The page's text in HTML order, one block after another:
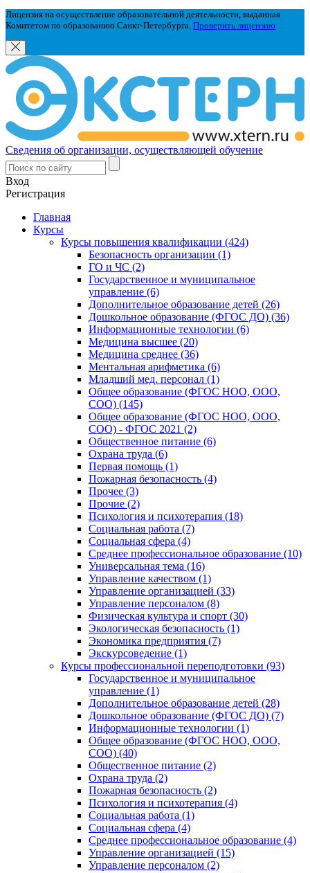
Лицензия на осуществление образовательной деятельности, выданная
Комитетом по образованию Санкт-Петербурга. Проверить лицензию
Сведения об организации, осуществляющей обучение
Вход
Регистрация
Главная
Курсы
Курсы повышения квалификации (424)
Безопасность организации (1)
ГО и ЧС (2)
Государственное и муниципальное
управление (6)
Дополнительное образование детей (26)
Дошкольное образование (ФГОС ДО) (36)
Информационные технологии (6)
Медицина высшее (20)
Медицина среднее (36)
Ментальная арифметика (6)
Младший мед. персонал (1)
Общее образование (ФГОС НОО, ООО,
СОО) (145)
Общее образование (ФГОС НОО, ООО,
СОО) - ФГОС 2021 (2)
Общественное питание (6)
Охрана труда (6)
Первая помощь (1)
Пожарная безопасность (4)
Прочее (3)
Прочие (2)
Психология и психотерапия (18)
Социальная работа (7)
Социальная сфера (4)
Среднее профессиональное образование (10)
Универсальная тема (16)
Управление качеством (1)
Управление организацией (33)
Управление персоналом (8)
Физическая культура и спорт (30)
Экологическая безопасность (1)
Экономика предприятия (7)
Экскурсоведение (1)
Курсы профессиональной переподготовки (93)
Государственное и муниципальное
управление (1)
Дополнительное образование детей (28)
Дошкольное образование (ФГОС ДО) (7)
Информационные технологии (1)
Общее образование (ФГОС НОО, ООО,
СОО) (40)
Общественное питание (2)
Охрана труда (2)
Пожарная безопасность (2)
Психология и психотерапия (4)
Социальная работа (1)
Социальная сфера (4)
Среднее профессиональное образование (4)
Управление организацией (15)
Управление персоналом (2)